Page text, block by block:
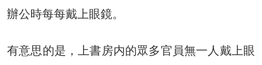
辦公時每每戴上眼鏡。
有意思的是，上書房内的眾多官員無一人戴上眼